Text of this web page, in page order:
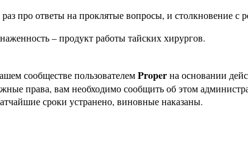
про ответы на проклятые вопросы, и столкновение
– продукт работы тайских хирургов.
сообществе пользователемProperна основании
права, вам необходимо сообщить об этом
сроки устранено, виновные наказаны.